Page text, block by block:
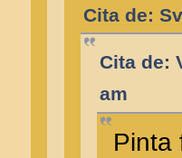
Cita de:
Cita de:
am
Pinta